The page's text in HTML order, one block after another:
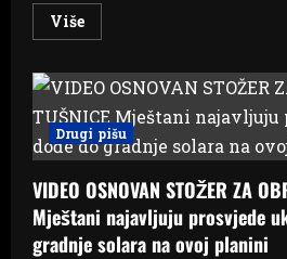
VišeRead
more
odlučuje
o
vladi
Hercegbosanske
županije
bez
a
BiH?
Drugi pišu
VIDEO OSNOVAN STOŽER ZA
Mještani najavljuju prosvjede
gradnje solara na ovoj planini